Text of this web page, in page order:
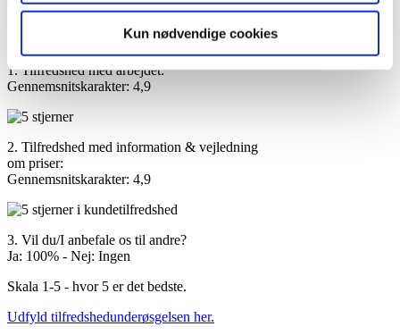
Kun nødvendige cookies
Vores kunders tilfredshed
1. Tilfredshed med arbejdet:
Gennemsnitskarakter: 4,9
2. Tilfredshed med information & vejledning
om priser:
Gennemsnitskarakter: 4,9
3. Vil du/I anbefale os til andre?
Ja: 100% - Nej: Ingen
Skala 1-5 - hvor 5 er det bedste.
Udfyld tilfredshedunderøsgelsen her.